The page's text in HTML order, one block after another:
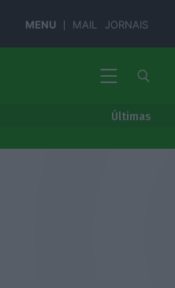
MENU MAIL JORNAIS
Últimas